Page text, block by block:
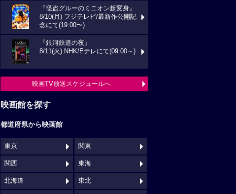
『怪盗グルーのミニオン超変身』
8/10(月) フジテレビ/最新作公開記
念にて(19:00〜)
『銀河鉄道の夜』
8/11(火) NHK/Eテレにて(09:00～)
映画TV放送スケジュールへ
映画館を探す
都道府県から映画館
東京 関東
関西 東海
北海道 東北